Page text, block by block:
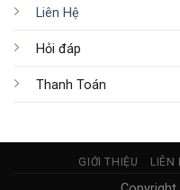
Liên Hệ
Hỏi đáp
Thanh Toán
GIỚI THIỆU LIÊN